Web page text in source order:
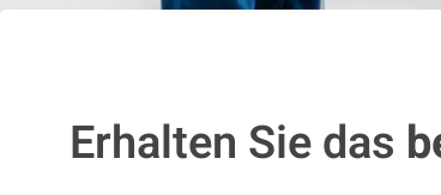
Erhalten Sie das